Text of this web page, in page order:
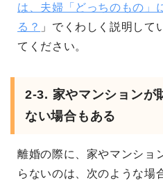
は、夫婦「どっちのもの」
る？ 」でくわしく説明して
てください。
2-3. 家やマンションが
ない場合もある
離婚の際に、家やマンショ
らないのは、次のような場